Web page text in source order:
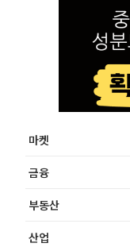
마켓
금융
부동산
산업